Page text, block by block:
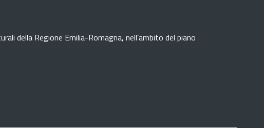
della Regione Emilia-Romagna, nell’ambito del piano